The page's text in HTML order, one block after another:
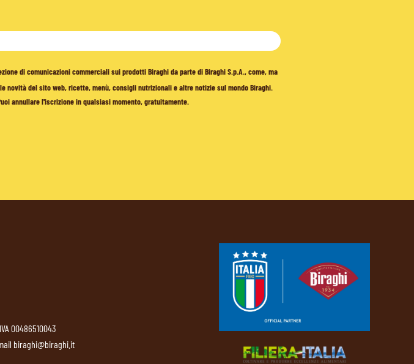
di comunicazioni commerciali sui prodotti Biraghi da parte di Biraghi S.p.A., come, ma
del sito web, ricette, menù, consigli nutrizionali e altre notizie sul mondo Biraghi.
annullare l'iscrizione in qualsiasi momento, gratuitamente.
00486510043
biraghi@biraghi.it